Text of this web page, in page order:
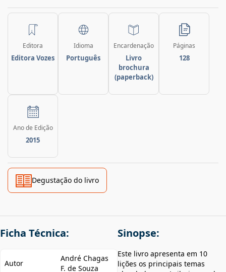
Editora
Editora Vozes
Idioma
Português
Encardenação
Livro
brochura
(paperback)
Páginas
128
Ano de Edição
2015
Degustação do livro
Ficha Técnica:
Autor
André Chagas
F. de Souza
Sinopse:
Este livro apresenta em 10
lições os principais temas